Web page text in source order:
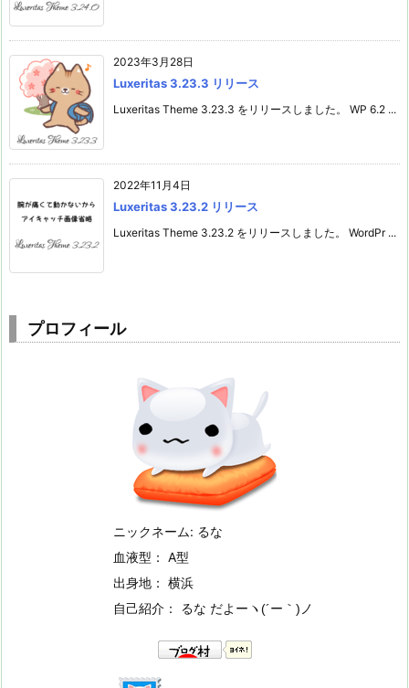
2023年3月28日
Luxeritas 3.23.3 リリース
Luxeritas Theme 3.23.3 をリリースしました。 WP 6.2 ...
2022年11月4日
Luxeritas 3.23.2 リリース
Luxeritas Theme 3.23.2 をリリースしました。 WordPr ...
プロフィール
ニックネーム: るな
血液型： A型
出身地： 横浜
自己紹介： るな だよー ヽ(´ー｀)ノ